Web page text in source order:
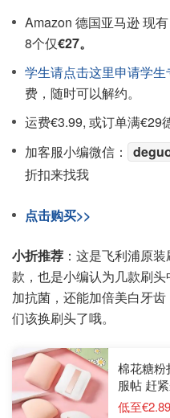
Amazon 德国亚马逊 现
8个仅€27。
学生请点击这里申请学
费，随时可以解约。
运费€3.99, 或订单满€29
加客服小编微信：
折扣来找我
点击购买>>
小折推荐 ：这是飞利浦原
款，也是小编认为几款刷
加抗菌，还能加倍美白牙
们该换刷头了哦。
棉花糖粉
服帖 赶
低至